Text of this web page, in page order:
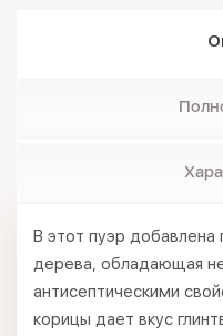
В этот пуэр добавлена
дерева, обладающая
антисептическими
корицы дает вкус